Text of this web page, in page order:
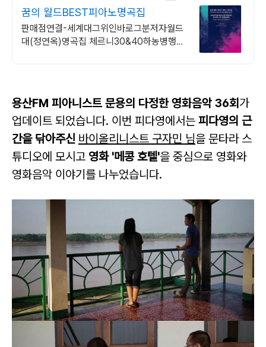
꿈의 월드BEST피아노명곡집
판매점연결-세계대그위인바로그분저자월드
대(정연옥)명곡집 체르니30&40하농병행악
용산FM 피아니스트 문용의 다정한 영화음악 36회 가
업데이트 되었습니다. 이번 피다영에서는 피다영의 근
간을 닦아주신 바이올리니스트 구자민 님을 문타라 스
튜디오에 모시고 영화 '메콩 호텔'을 중심으로 영화와
영화음악 이야기를 나누었습니다.